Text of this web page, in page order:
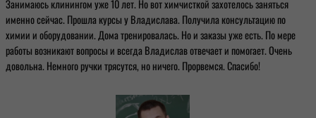
Занимаюсь клинингом уже 10 лет. Но вот химчисткой захотелось заняться
именно сейчас. Прошла курсы у Владислава. Получила консультацию по
химии и оборудовании. Дома тренировалась. Но и заказы уже есть. По мере
работы возникают вопросы и всегда Владислав отвечает и помогает. Очень
довольна. Немного ручки трясутся, но ничего. Прорвемся. Спасибо!